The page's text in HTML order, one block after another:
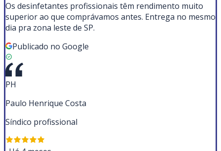
Os desinfetantes profissionais têm rendimento muito
superior ao que comprávamos antes. Entrega no mesmo
dia pra zona leste de SP.
Publicado no Google
PH
Paulo Henrique Costa
Síndico profissional